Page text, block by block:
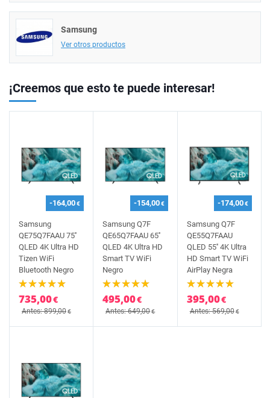
Samsung
Ver otros productos
¡Creemos que esto te puede interesar!
-164,00€
Samsung
QE75Q7FAAU 75''
QLED 4K Ultra HD
Tizen WiFi
Bluetooth Negro
735,00€
Antes: 899,00€
-154,00€
Samsung Q7F
QE65Q7FAAU 65''
QLED 4K Ultra HD
Smart TV WiFi
Negro
495,00€
Antes: 649,00€
-174,00€
Samsung Q7F
QE55Q7FAAU
QLED 55'' 4K Ultra
HD Smart TV WiFi
AirPlay Negra
395,00€
Antes: 569,00€